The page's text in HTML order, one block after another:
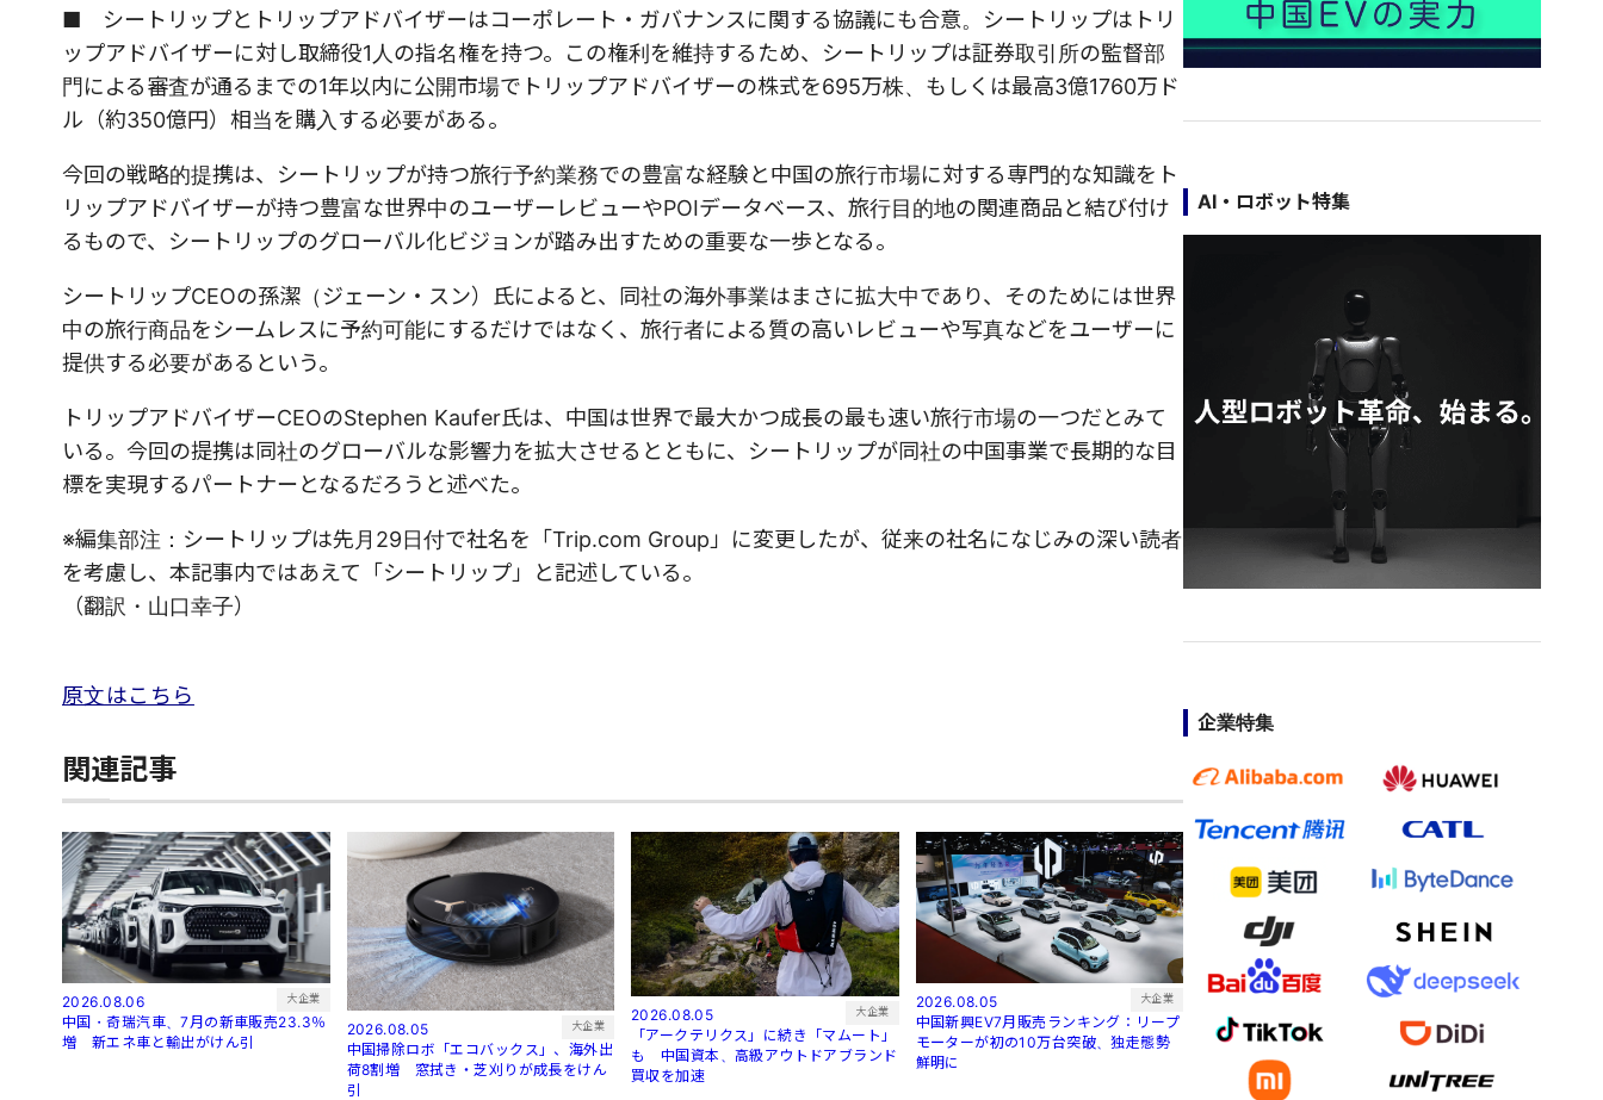
■ シートリップとトリップアドバイザーはコーポレート・ガバナンスに関する協議にも合意。シートリップはトリ
ップアドバイザーに対し取締役1人の指名権を持つ。この権利を維持するため、シートリップは証券取引所の監督部
門による審査が通るまでの1年以内に公開市場でトリップアドバイザーの株式を695万株、もしくは最高3億1760万ド
ル（約350億円）相当を購入する必要がある。
今回の戦略的提携は、シートリップが持つ旅行予約業務での豊富な経験と中国の旅行市場に対する専門的な知識をト
リップアドバイザーが持つ豊富な世界中のユーザーレビューやPOIデータベース、旅行目的地の関連商品と結び付け
るもので、シートリップのグローバル化ビジョンが踏み出すための重要な一歩となる。
シートリップCEOの孫潔（ジェーン・スン）氏によると、同社の海外事業はまさに拡大中であり、そのためには世界
中の旅行商品をシームレスに予約可能にするだけではなく、旅行者による質の高いレビューや写真などをユーザーに
提供する必要があるという。
トリップアドバイザーCEOのStephen Kaufer氏は、中国は世界で最大かつ成長の最も速い旅行市場の一つだとみて
いる。今回の提携は同社のグローバルな影響力を拡大させるとともに、シートリップが同社の中国事業で長期的な目
標を実現するパートナーとなるだろうと述べた。
※編集部注：シートリップは先月29日付で社名を「Trip.com Group」に変更したが、従来の社名になじみの深い読者
を考慮し、本記事内ではあえて「シートリップ」と記述している。
（翻訳・山口幸子）
原文はこちら
関連記事
2026.08.06 大企業
中国・奇瑞汽車、7月の新車販売23.3％
増 新エネ車と輸出がけん引
2026.08.05 大企業
中国掃除ロボ「エコバックス」、海外出
荷8割増 窓拭き・芝刈りが成長をけん
引
2026.08.05 大企業
「アークテリクス」に続き「マムート」
も 中国資本、高級アウトドアブランド
買収を加速
2026.08.05 大企業
中国新興EV7月販売ランキング：リープ
モーターが初の10万台突破、独走態勢
鮮明に
AI・ロボット特集
企業特集